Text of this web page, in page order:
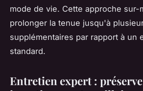
mode de vie. Cette approche sur-
prolonger la tenue jusqu'à
supplémentaires par rapport à un
standard.
Entretien expert :